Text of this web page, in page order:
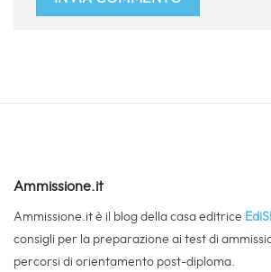
Ammissione.it
Ammissione.it è il blog della casa editrice
consigli per la preparazione ai test di
percorsi di orientamento post-diploma.